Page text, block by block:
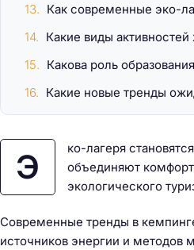
Э
ко-лагеря
объединяют
экологического
Современные тренды в
источников энергии и методов
Как современные эко-
Какие виды
Какова роль
Какие новые тренды